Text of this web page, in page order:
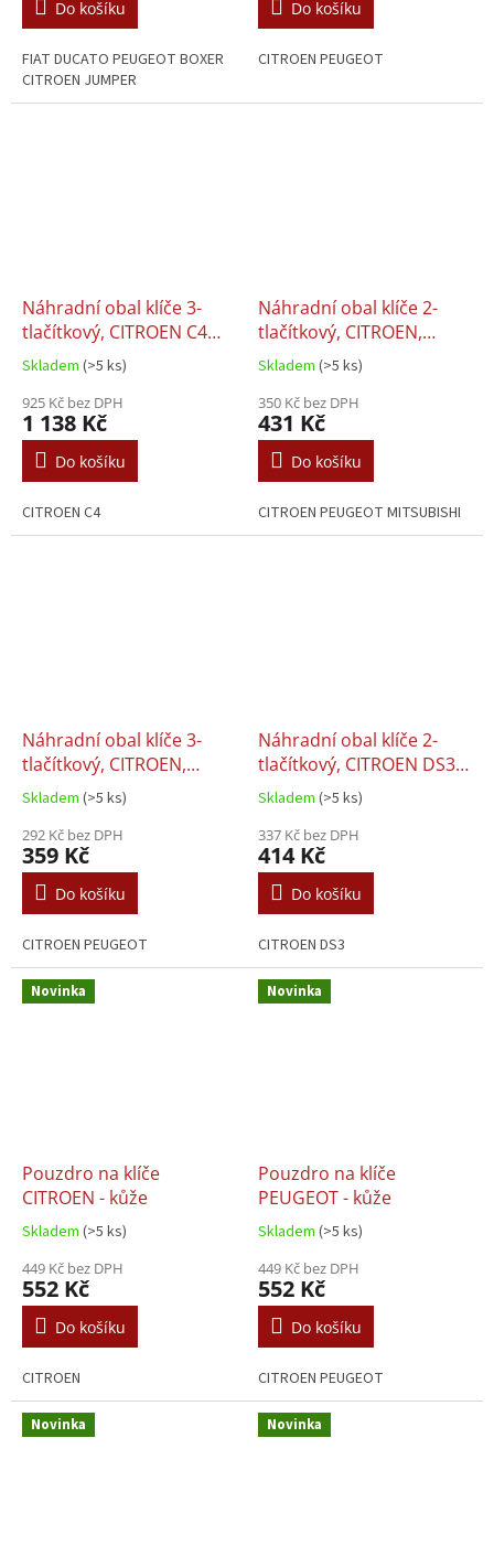
Do košíku
FIAT DUCATO PEUGEOT BOXER
CITROEN JUMPER
Do košíku
CITROEN PEUGEOT
Náhradní obal klíče 3-
tlačítkový, CITROEN C4
(VA2) + Transpondér
Skladem (>5 ks)
925 Kč bez DPH
1 138 Kč
Do košíku
CITROEN C4
Náhradní obal klíče 2-
tlačítkový, CITROEN,
PEUGEOT, MITSUBISHI
(MIT11R)
Skladem (>5 ks)
350 Kč bez DPH
431 Kč
Do košíku
CITROEN PEUGEOT MITSUBISHI
Náhradní obal klíče 3-
tlačítkový, CITROEN,
PEUGEOT (HU83)
Skladem (>5 ks)
292 Kč bez DPH
359 Kč
Do košíku
CITROEN PEUGEOT
Náhradní obal klíče 2-
tlačítkový, CITROEN DS3
(VA2)
Skladem (>5 ks)
337 Kč bez DPH
414 Kč
Do košíku
CITROEN DS3
Novinka
Pouzdro na klíče
CITROEN - kůže
Skladem (>5 ks)
449 Kč bez DPH
552 Kč
Do košíku
CITROEN
Novinka
Pouzdro na klíče
PEUGEOT - kůže
Skladem (>5 ks)
449 Kč bez DPH
552 Kč
Do košíku
CITROEN PEUGEOT
Novinka Novinka